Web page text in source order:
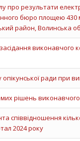
про результати
бюро площею
район, Волинська
виконавчого
ради при
рішень виконавчого
співвідношення
2024 року